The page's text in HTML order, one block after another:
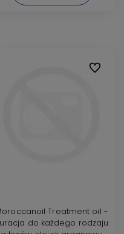
Treatment oil -
do każdego rodzaju
Do